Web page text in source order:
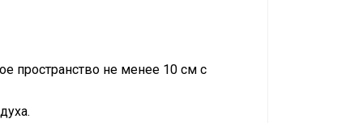
пространство не менее 10 см с